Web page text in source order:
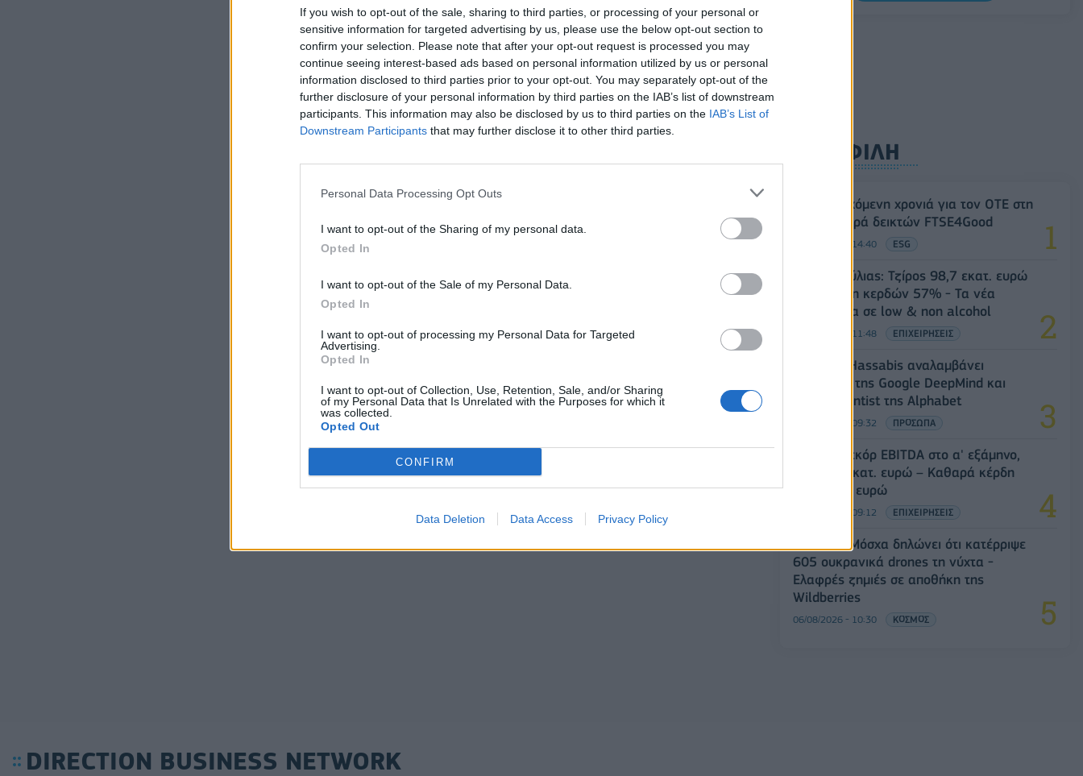
If you wish to opt-out of the sale, sharing to third parties, or processing of your personal or
sensitive information for targeted advertising by us, please use the below opt-out section to
confirm your selection. Please note that after your opt-out request is processed you may
continue seeing interest-based ads based on personal information utilized by us or personal
information disclosed to third parties prior to your opt-out. You may separately opt-out of the
further disclosure of your personal information by third parties on the IAB’s list of downstream
participants. This information may also be disclosed by us to third parties on the IAB’s List of
Downstream Participants that may further disclose it to other third parties.
Personal Data Processing Opt Outs
I want to opt-out of the Sharing of my personal data.
Opted In
I want to opt-out of the Sale of my Personal Data.
Opted In
I want to opt-out of processing my Personal Data for Targeted
Advertising.
Opted In
I want to opt-out of Collection, Use, Retention, Sale, and/or Sharing
of my Personal Data that Is Unrelated with the Purposes for which it
was collected.
Opted Out
CONFIRM
Data Deletion Data Access Privacy Policy
ΔΗΜΟΦΙΛΗ
18η συνεχόμενη χρονιά για τον ΟΤΕ στη
διεθνή σειρά δεικτών FTSE4Good
06/08/2026 - 14:40 ESG
Β.Σ. Καρούλιας: Τζίρος 98,7 εκατ. ευρώ
και αύξηση κερδών 57% - Τα νέα
στοιχήματα σε low & non alcohol
06/08/2026 - 11:48 ΕΠΙΧΕΙΡΗΣΕΙΣ
Ο Demis Hassabis αναλαμβάνει
Πρόεδρος της Google DeepMind και
Chief Scientist της Alphabet
06/08/2026 - 09:32 ΠΡΟΣΩΠΑ
Metlen: Ρεκόρ EBITDA στο α' εξάμηνο,
στα 550 εκατ. ευρώ – Καθαρά κέρδη
313 εκατ. ευρώ
06/08/2026 - 09:12 ΕΠΙΧΕΙΡΗΣΕΙΣ
Ρωσία: Η Μόσχα δηλώνει ότι κατέρριψε
605 ουκρανικά drones τη νύχτα -
Ελαφρές ζημιές σε αποθήκη της
Wildberries
06/08/2026 - 10:30 ΚΟΣΜΟΣ
DIRECTION BUSINESS NETWORK